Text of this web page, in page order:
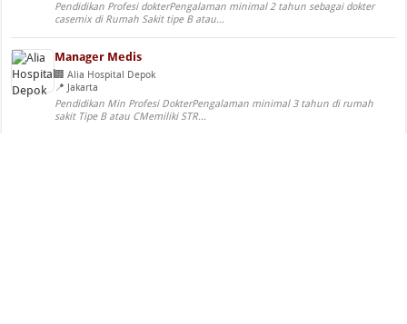
Pendidikan Profesi dokterPengalaman minimal 2 tahun sebagai dokter
casemix di Rumah Sakit tipe B atau...
Manager Medis
Alia Hospital Depok
Jakarta
Pendidikan Min Profesi DokterPengalaman minimal 3 tahun di rumah
sakit Tipe B atau CMemiliki STR...